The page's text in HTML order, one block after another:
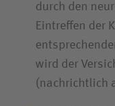
durch den
Eintreffen der
wird der
(nachrichtlich